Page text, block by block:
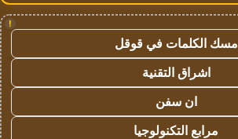
!
مسك الكلمات في قوقل
اشراق التقنية
ان سفن
مرابع التكنولوجيا